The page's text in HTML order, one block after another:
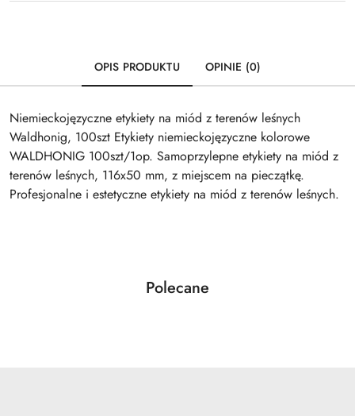
OPIS PRODUKTU OPINIE (0)
Niemieckojęzyczne etykiety na miód z terenów leśnych
Waldhonig, 100szt Etykiety niemieckojęzyczne kolorowe
WALDHONIG 100szt/1op. Samoprzylepne etykiety na miód z
terenów leśnych, 116x50 mm, z miejscem na pieczątkę.
Profesjonalne i estetyczne etykiety na miód z terenów leśnych.
Pomiń karuzelę produktów
Produkty
Polecane